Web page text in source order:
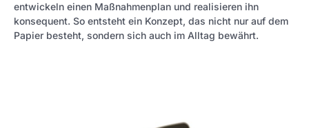
entwickeln einen Maßnahmenplan und realisieren ihn
konsequent. So entsteht ein Konzept, das nicht nur auf dem
Papier besteht, sondern sich auch im Alltag bewährt.